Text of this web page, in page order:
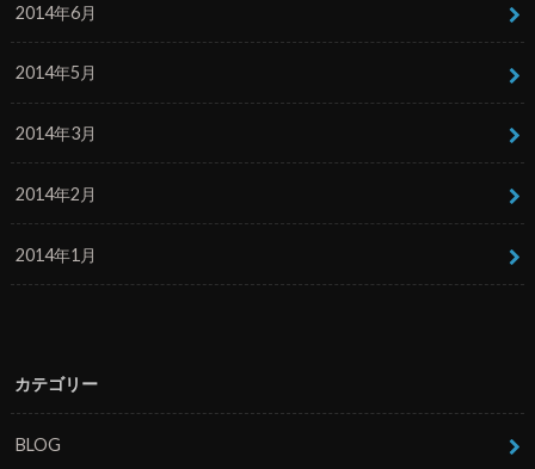
2014年6月
2014年5月
2014年3月
2014年2月
2014年1月
カテゴリー
BLOG